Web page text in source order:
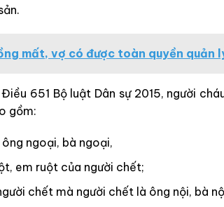
mất, vợ có được toàn quyền quản
651 Bộ luật Dân sự 2015, người
gồm:
ông ngoại, bà ngoại,
em ruột của người chết;
chết mà người chết là ông nội, bà